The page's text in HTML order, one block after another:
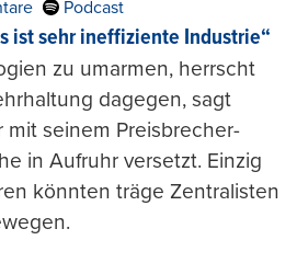
Podcast
ist sehr ineffiziente Industrie“
zu umarmen, herrscht
dagegen, sagt
mit seinem Preisbrecher-
in Aufruhr versetzt. Einzig
könnten träge Zentralisten